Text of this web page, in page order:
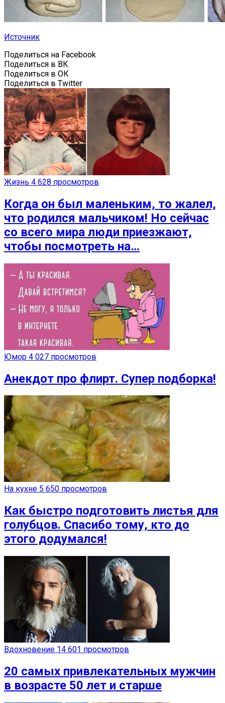
Источник
Поделиться на Facebook
Поделиться в ВК
Поделиться в ОК
Поделиться в Twitter
Жизнь 4 628 просмотров
Когда он был маленьким, то жалел,
что родился мальчиком! Но сейчас
со всего мира люди приезжают,
чтобы посмотреть на…
Юмор 4 027 просмотров
Анекдот про флирт. Супер подборка!
На кухне 5 650 просмотров
Как быстро подготовить листья для
голубцов. Спасибо тому, кто до
этого додумался!
Вдохновение 14 601 просмотров
20 самых привлекательных мужчин
в возрасте 50 лет и старше